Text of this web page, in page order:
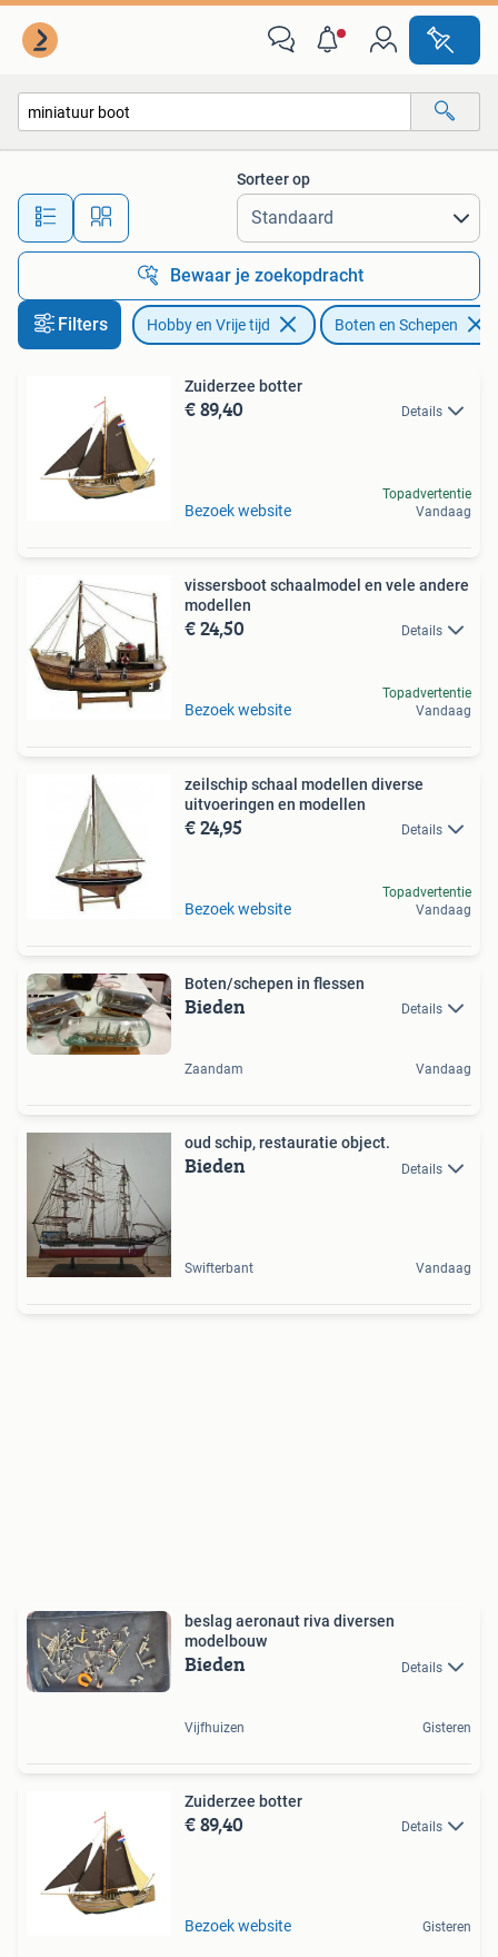
Alle afstanden…
Sorteer op
Bewaar je zoekopdracht
Filters Hobby en Vrije tijd Boten en Schepen
Zuiderzee botter
€ 89,40 Details
Bezoek website
Topadvertentie
Vandaag
vissersboot schaalmodel en vele andere
modellen
€ 24,50 Details
Bezoek website
Topadvertentie
Vandaag
zeilschip schaal modellen diverse
uitvoeringen en modellen
€ 24,95 Details
Bezoek website
Topadvertentie
Vandaag
Boten/schepen in flessen
Bieden Details
Zaandam Vandaag
oud schip, restauratie object.
Bieden Details
Swifterbant Vandaag
beslag aeronaut riva diversen
modelbouw
Bieden Details
Vijfhuizen Gisteren
Zuiderzee botter
€ 89,40 Details
Bezoek website Gisteren